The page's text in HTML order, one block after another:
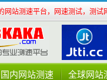
网站测速平台，网速测试，测试
国内网站测速 全球网站